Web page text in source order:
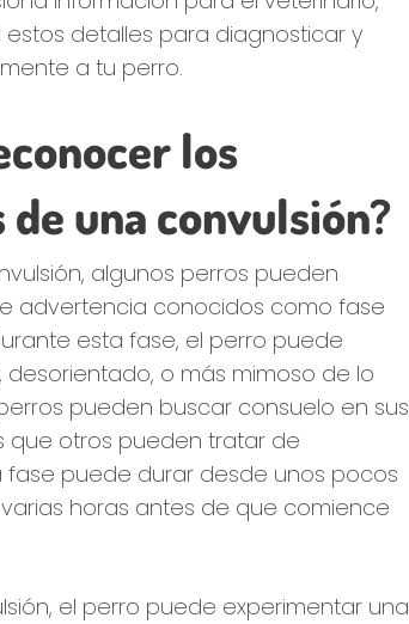
detalles para diagnosticar y
a tu perro.
los
una convulsión?
algunos perros pueden
advertencia conocidos como fase
esta fase, el perro puede
o más mimoso de lo
pueden buscar consuelo en sus
que otros pueden tratar de
fase puede durar desde unos pocos
horas antes de que comience
el perro puede experimentar una